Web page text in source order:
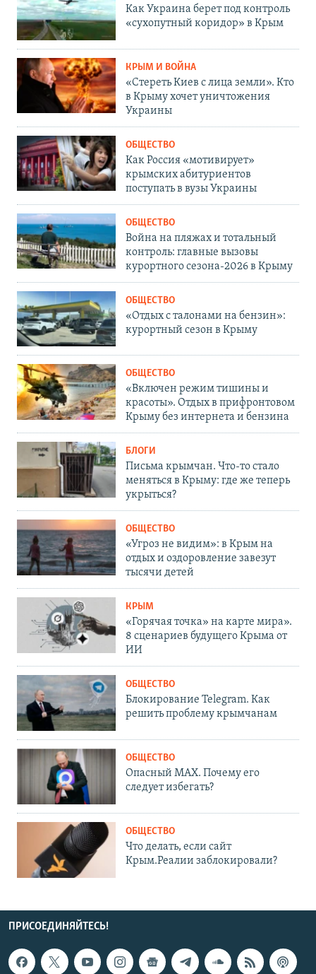
Как Украина берет под контроль
«сухопутный коридор» в Крым
КРЫМ И ВОЙНА
«Стереть Киев с лица земли». Кто
в Крыму хочет уничтожения
Украины
ОБЩЕСТВО
Как Россия «мотивирует»
крымских абитуриентов
поступать в вузы Украины
ОБЩЕСТВО
Война на пляжах и тотальный
контроль: главные вызовы
курортного сезона-2026 в Крыму
ОБЩЕСТВО
«Отдых с талонами на бензин»:
курортный сезон в Крыму
ОБЩЕСТВО
«Включен режим тишины и
красоты». Отдых в прифронтовом
Крыму без интернета и бензина
БЛОГИ
Письма крымчан. Что-то стало
меняться в Крыму: где же теперь
укрыться?
ОБЩЕСТВО
«Угроз не видим»: в Крым на
отдых и оздоровление завезут
тысячи детей
КРЫМ
«Горячая точка» на карте мира».
8 сценариев будущего Крыма от
ИИ
ОБЩЕСТВО
Блокирование Telegram. Как
решить проблему крымчанам
ОБЩЕСТВО
Опасный MAX. Почему его
следует избегать?
ОБЩЕСТВО
Что делать, если сайт
Крым.Реалии заблокировали?
ПРИСОЕДИНЯЙТЕСЬ!